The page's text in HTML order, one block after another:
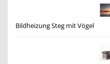
Bildheizung Steg mit Vögel